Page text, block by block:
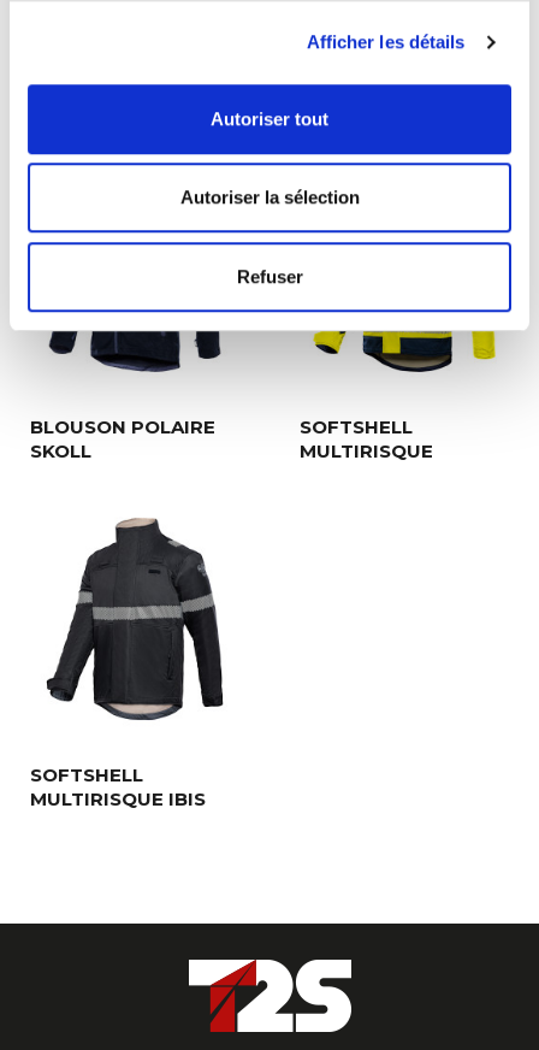
Afficher les détails
Autoriser tout
Autoriser la sélection
Refuser
Tailles :S à 3XL. Autre taille, nous consulter.
jaune/marine, orange/marine ou
A VOIR ÉGALEMENT
BLOUSON POLAIRE
SKOLL
SOFTSHELL
MULTIRISQUE
SOFTSHELL
MULTIRISQUE IBIS